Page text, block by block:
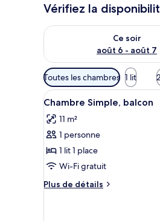
Vérifiez la
Ce soir
août 6 - août 7
Vérifier la disponibilité
Filtres
disponibles
pour
les
chambres
Toutes les chambres 1 lit
Afficher
toutes
les
photos
pour
ce
type
de
6
Chambre Simple, balcon
11 m²
1 personne
1 lit 1 place
Wi-Fi gratuit
Plus de détails
Plus